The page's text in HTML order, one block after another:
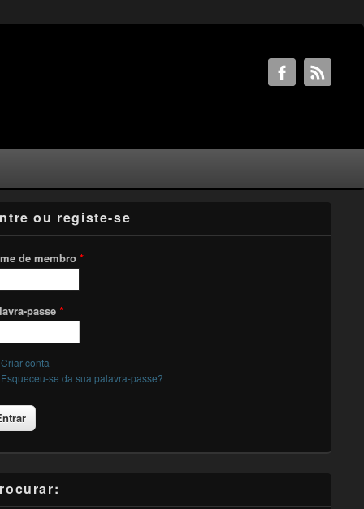
ou registe-se
de membro *
passe *
Criar conta
Esqueceu-se da sua palavra-passe?